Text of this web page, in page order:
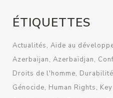
ÉTIQUETTES
Actualités Aide au
Azerbaijan Azerbaïdjan
Droits de l'homme Durabilité
Génocide Human Rights